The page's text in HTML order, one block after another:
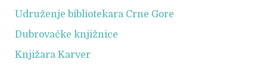
Udruženje bibliotekara Crne Gore
Dubrovačke knjižnice
Knjižara Karver